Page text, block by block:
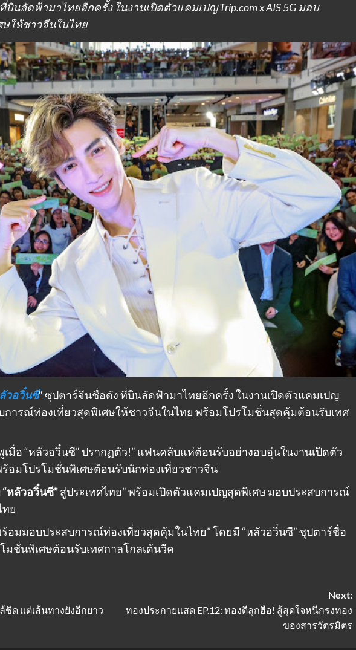
นลัดฟ้ามาไทยอีกครั้ง ในงานเปิดตัวแคมเปญ Trip.com x AIS 5G มอบ
ให้ชาวจีนในไทย
วอวิ๋นซี“ซุปตาร์จีนชื่อดัง ที่บินลัดฟ้ามาไทยอีกครั้ง ในงานเปิดตัวแคมเปญ
บการณ์ท่องเที่ยวสุดพิเศษให้ชาวจีนในไทย พร้อมโปรโมชั่นสุดคุ้มต้อนรับเทศ
เมื่อ “หลัวอวิ๋นซี” ปรากฏตัว!” แฟนคลับแห่ต้อนรับอย่างอบอุ่นในงานเปิดตัว
ร้อมโปรโมชั่นพิเศษต้อนรับนักท่องเที่ยวชาวจีน
“หลัวอวิ๋นซี”สู่ประเทศไทย” พร้อมเปิดตัวแคมเปญสุดพิเศษ มอบประสบการณ์
ย
พร้อมมอบประสบการณ์ท่องเที่ยวสุดคุ้มในไทย” โดยมี “หลัวอวิ๋นซี” ซุปตาร์ชื่อ
มชั่นพิเศษต้อนรับเทศกาลโกลเด้นวีค
ชิด แต่เส้นทางยังอีกยาว
Next:
ทองประกายแสด EP.12: ทองดีลุกฮือ! สู้สุดใจหนีกรงทอง
ของสารวัตรมิตร